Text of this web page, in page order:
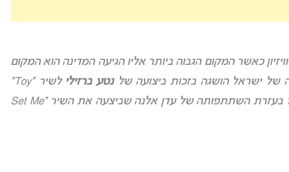
44 של ישראל באירוויזיון כאשר המקום הגבוה ביותר אליו הגיעה המדינה הוא המקום
נטע ברזילי
לשיר “Toy”
באירוויזיון 2018. באירוויזיון האחרון הגיעה ישראל למקום 17 בעזרת השתתפותה של עדן אלנה שביצעה את השיר “Set Me